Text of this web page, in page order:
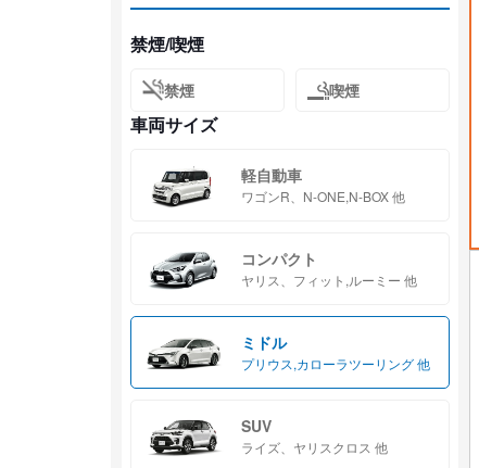
禁煙/喫煙
禁煙 喫煙
車両サイズ
軽自動車
ワゴンR、N-ONE,N-BOX 他
コンパクト
ヤリス、フィット,ルーミー 他
ミドル
プリウス,カローラツーリング 他
SUV
ライズ、ヤリスクロス 他